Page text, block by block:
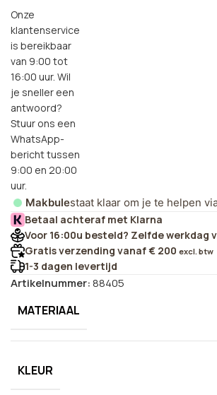
Onze
klantenservice
is bereikbaar
van 9:00 tot
16:00 uur. Wil
je sneller een
antwoord?
Stuur ons een
WhatsApp-
bericht tussen
9:00 en 20:00
uur.
Makbulestaat klaar om je te helpen
Betaal achteraf met Klarna
Voor 16:00u besteld? Zelfde werkdag
Gratis verzending vanaf € 200 excl. btw
1-3 dagen levertijd
Artikelnummer:88405
MATERIAAL
KLEUR